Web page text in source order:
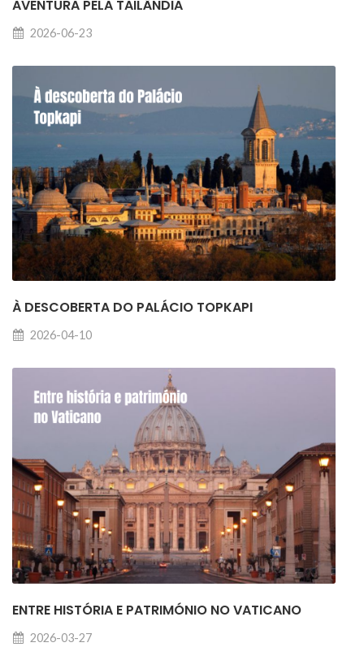
AVENTURA PELA TAILÂNDIA
2026-06-23
À DESCOBERTA DO PALÁCIO TOPKAPI
2026-04-10
ENTRE HISTÓRIA E PATRIMÓNIO NO VATICANO
2026-03-27